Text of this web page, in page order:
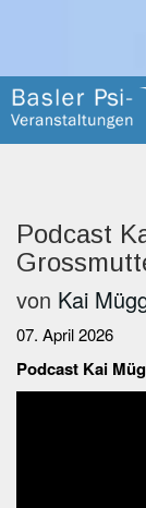
Podcast
von Kai
07. April 2026
Podcast Kai